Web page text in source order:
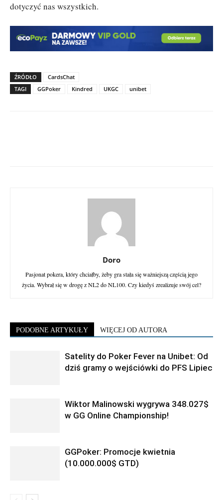
dotyczyć nas wszystkich.
ŹRÓDŁO
CardsChat
TAGI
GGPoker Kindred UKGC unibet
Doro
Pasjonat pokera, który chciałby, żeby gra stała się ważniejszą częścią jego
życia. Wybrał się w drogę z NL2 do NL100. Czy kiedyś zrealizuje swój cel?
PODOBNE ARTYKUŁY WIĘCEJ OD AUTORA
Satelity do Poker Fever na Unibet: Od
dziś gramy o wejściówki do PFS Lipiec
Wiktor Malinowski wygrywa 348.027$
w GG Online Championship!
GGPoker: Promocje kwietnia
(10.000.000$ GTD)